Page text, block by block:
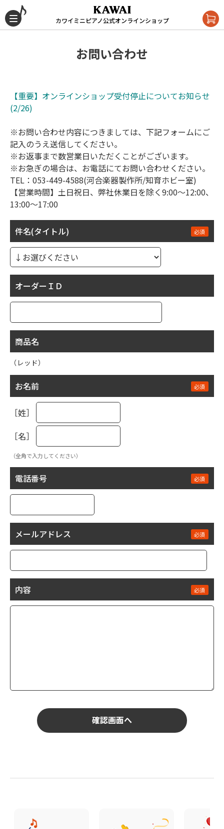
カワイミニピアノ公式オンラインショップ
お問い合わせ
【重要】オンラインショップ受付停止についてお知らせ
(2/26)
※お問い合わせ内容につきましては、下記フォームにご
記入のうえ送信してください。
※お返事まで数営業日いただくことがございます。
※お急ぎの場合は、お電話にてお問い合わせください。
TEL：053-449-4588(河合楽器製作所/知育ホビー室)
【営業時間】土日祝日、弊社休業日を除く9:00～12:00、
13:00～17:00
件名(タイトル)
オーダーＩＤ
商品名
（レッド）
お名前
［姓］
［名］
（全角で入力してください）
電話番号
メールアドレス
内容